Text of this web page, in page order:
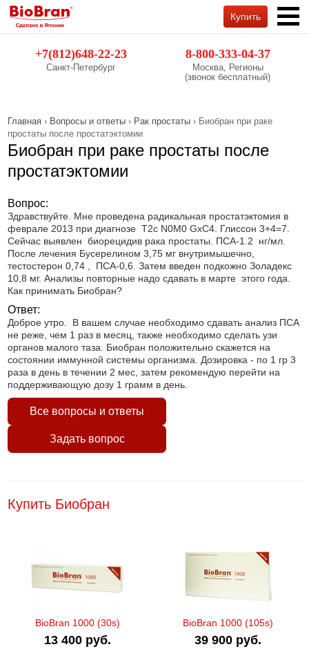
+7(812)648-22-23
Санкт-Петербург
8-800-333-04-37
Москва, Регионы
(звонок бесплатный)
Купить
Главная › Вопросы и ответы › Рак простаты › Биобран при раке
простаты после простатэктомии
Биобран при раке простаты после
простатэктомии
Вопрос:
Здравствуйте. Мне проведена радикальная простатэктомия в
феврале 2013 при диагнозе T2c N0M0 GxC4. Глиссон 3+4=7.
Сейчас выявлен биорецидив рака простаты. ПСА-1.2 нг/мл.
После лечения Бусерелином 3,75 мг внутримышечно,
тестостерон 0,74 , ПСА-0,6. Затем введен подкожно Золадекс
10,8 мг. Анализы повторные надо сдавать в марте этого года.
Как принимать Биобран?
Ответ:
Доброе утро. В вашем случае необходимо сдавать анализ ПСА
не реже, чем 1 раз в месяц, также необходимо сделать узи
органов малого таза. Биобран положительно скажется на
состоянии иммунной системы организма. Дозировка - по 1 гр 3
раза в день в течении 2 мес, затем рекомендую перейти на
поддерживающую дозу 1 грамм в день.
Все вопросы и ответы
Задать вопрос
Купить Биобран
BioBran 1000 (30s)
13 400 руб.
BioBran 1000 (105s)
39 900 руб.